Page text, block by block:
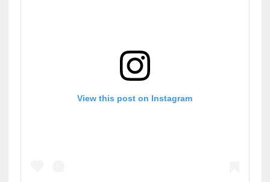
View this post on Instagram